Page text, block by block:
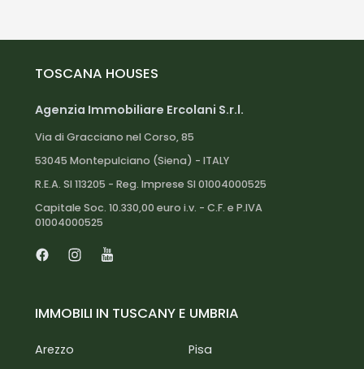
TOSCANA HOUSES
Agenzia Immobiliare Ercolani S.r.l.
Via di Gracciano nel Corso, 85
53045 Montepulciano (Siena) - ITALY
R.E.A. SI 113205 - Reg. Imprese SI 01004000525
Capitale Soc. 10.330,00 euro i.v. - C.F. e P.IVA
01004000525
IMMOBILI IN TUSCANY E UMBRIA
Arezzo
Pisa